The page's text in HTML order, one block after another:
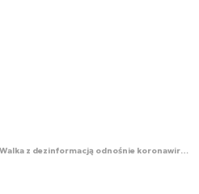
Walka z dezinformacją odnośnie koronawirusa. Facebook umożliwi publikację darmowych reklam WHO